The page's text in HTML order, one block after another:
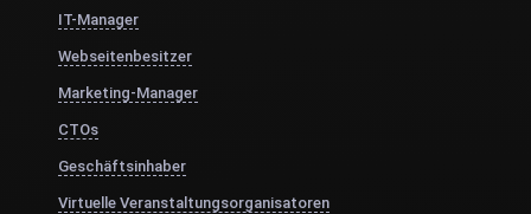
IT-Manager
Webseitenbesitzer
Marketing-Manager
CTOs
Geschäftsinhaber
Virtuelle Veranstaltungsorganisatoren